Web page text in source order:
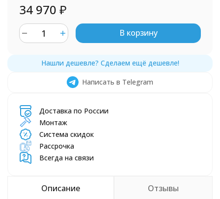
34 970 ₽
В корзину
Написать в Telegram
Доставка по России
Монтаж
Система скидок
Рассрочка
Всегда на связи
Описание Отзывы